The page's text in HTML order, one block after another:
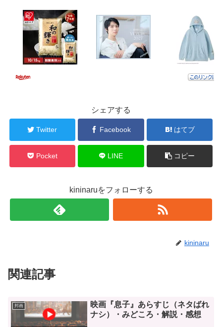
シェアする
Twitter Facebook はてブ
Pocket LINE コピー
kininaruをフォローする
kininaru
関連記事
邦画
映画『息子』あらすじ（ネタばれ
ナシ）・みどころ・解説・感想